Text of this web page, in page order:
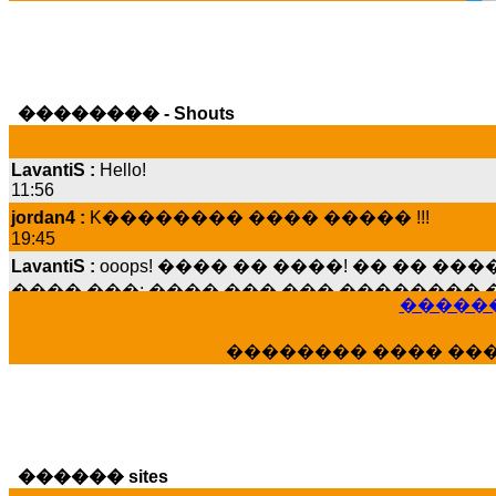
�������� - Shouts
11:56
jordan4 :
19:45
LavantiS :
���� ���; ���� ��� ��� ��������
15:07
���� ����� ��������
LavantiS :����� ���� ������� ���
veronica :
E���� 2012 ��� ����� ���
������� ��������� ���� ������
�������� ����
������ sites